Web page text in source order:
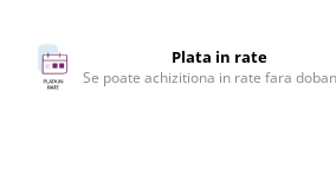
Plata in rate
Se poate achizitiona in rate fara